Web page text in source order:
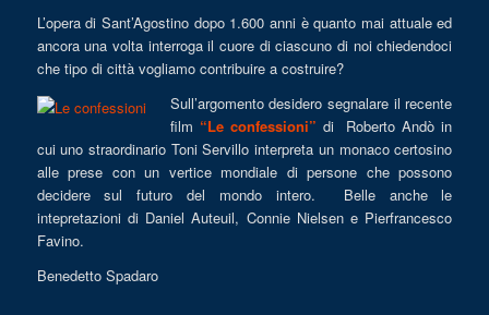
L’opera di Sant’Agostino dopo 1.600 anni è quanto mai attuale ed
ancora una volta interroga il cuore di ciascuno di noi chiedendoci
che tipo di città vogliamo contribuire a costruire?
Sull’argomento desidero segnalare il recente
film “Le confessioni” di Roberto Andò in
cui uno straordinario Toni Servillo interpreta un monaco certosino
alle prese con un vertice mondiale di persone che possono
decidere sul futuro del mondo intero. Belle anche le
intepretazioni di Daniel Auteuil, Connie Nielsen e Pierfrancesco
Favino.
Benedetto Spadaro